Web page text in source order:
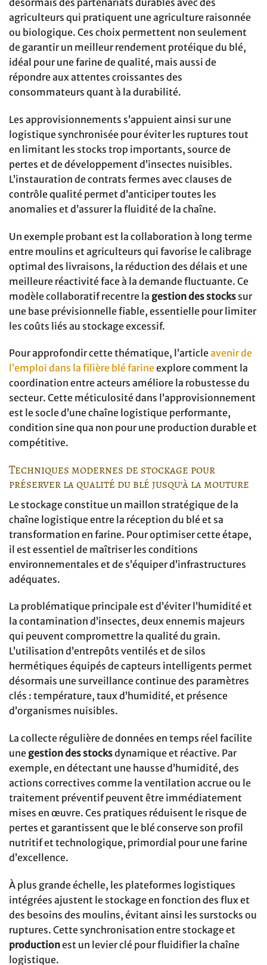
agriculteurs qui pratiquent une agriculture raisonnée
ou biologique. Ces choix permettent non seulement
de garantir un meilleur rendement protéique du blé,
idéal pour une farine de qualité, mais aussi de
répondre aux attentes croissantes des
consommateurs quant à la durabilité.
Les approvisionnements s’appuient ainsi sur une
logistique synchronisée pour éviter les ruptures tout
en limitant les stocks trop importants, source de
pertes et de développement d’insectes nuisibles.
L’instauration de contrats fermes avec clauses de
contrôle qualité permet d’anticiper toutes les
anomalies et d’assurer la fluidité de la chaîne.
Un exemple probant est la collaboration à long terme
entre moulins et agriculteurs qui favorise le calibrage
optimal des livraisons, la réduction des délais et une
meilleure réactivité face à la demande fluctuante. Ce
modèle collaboratif recentre la gestion des stocks sur
une base prévisionnelle fiable, essentielle pour limiter
les coûts liés au stockage excessif.
Pour approfondir cette thématique, l’articleavenir de
l’emploi dans la filière blé farineexplore comment la
coordination entre acteurs améliore la robustesse du
secteur. Cette méticulosité dans l’approvisionnement
est le socle d’une chaîne logistique performante,
condition sine qua non pour une production durable et
compétitive.
Techniques modernes de stockage pour
préserver la qualité du blé jusqu’à la mouture
Le stockage constitue un maillon stratégique de la
chaîne logistique entre la réception du blé et sa
transformation en farine. Pour optimiser cette étape,
il est essentiel de maîtriser les conditions
environnementales et de s’équiper d’infrastructures
adéquates.
La problématique principale est d’éviter l’humidité et
la contamination d’insectes, deux ennemis majeurs
qui peuvent compromettre la qualité du grain.
L’utilisation d’entrepôts ventilés et de silos
hermétiques équipés de capteurs intelligents permet
désormais une surveillance continue des paramètres
clés : température, taux d’humidité, et présence
d’organismes nuisibles.
La collecte régulière de données en temps réel facilite
une gestion des stocksdynamique et réactive. Par
exemple, en détectant une hausse d’humidité, des
actions correctives comme la ventilation accrue ou le
traitement préventif peuvent être immédiatement
mises en œuvre. Ces pratiques réduisent le risque de
pertes et garantissent que le blé conserve son profil
nutritif et technologique, primordial pour une farine
d’excellence.
À plus grande échelle, les plateformes logistiques
intégrées ajustent le stockage en fonction des flux et
des besoins des moulins, évitant ainsi les surstocks ou
ruptures. Cette synchronisation entre stockage et
productionest un levier clé pour fluidifier la chaîne
logistique.